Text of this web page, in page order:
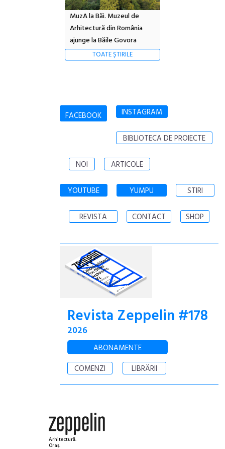
MuzA la Băi. Muzeul de
Arhitectură din România
ajunge la Băile Govora
TOATE ȘTIRILE
FACEBOOK INSTAGRAM
BIBLIOTECA DE PROIECTE
NOI ARTICOLE
YOUTUBE YUMPU STIRI
REVISTA CONTACT SHOP
Revista Zeppelin #178
2026
ABONAMENTE
COMENZI
LIBRĂRII
Arhitectură.
Oraș.